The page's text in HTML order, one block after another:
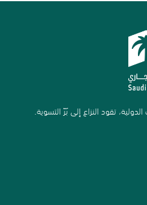
تقود النزاع إلى بَرّ التسوية.